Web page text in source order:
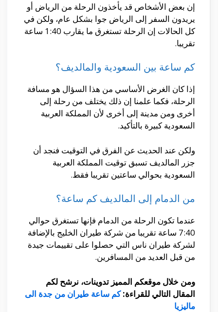
إن بعض الأشخاص قد يأخذون الرحلة من الرياض أو
يريدون السفر إلى الرياض جوا بشكل عام، ولكن في
كل الحالات إن الرحلة تستغرق ما يقارب 1:40 ساعة
تقريبا.
كم ساعة بين السعودية والمالديف؟
إذا كان الغرض الأساسي من هذا السؤال هو مسافة
الرحلة، فكما علمنا إن ذلك يختلف من رحلة إلى
أخرى ومن مدينة إلى أخرى لأن المملكة العربية
السعودية كبيرة بالتأكيد.
ولكن عند الحديث عن الفرق في التوقيت فنجد أن
جزر المالديف تسبق توقيت المملكة العربية
السعودية بحوالي ساعتين تقريبا فقط.
من الدمام إلى المالديف كم ساعة؟
عندما تكون الرحلة من الدمام فإنها تستغرق حوالي
7:40 ساعة تقريبا من شركة طيران الخليج بالإضافة
لشركة طيران ناس التي حصلوا على تقييمات جيدة
من قبل العديد من المسافرين.
ومن خلال موقعكم المميز تدوينات، نرشح لكم
المقال التالي للقراءة: كم ساعة طيران من جدة الى
ماليزيا